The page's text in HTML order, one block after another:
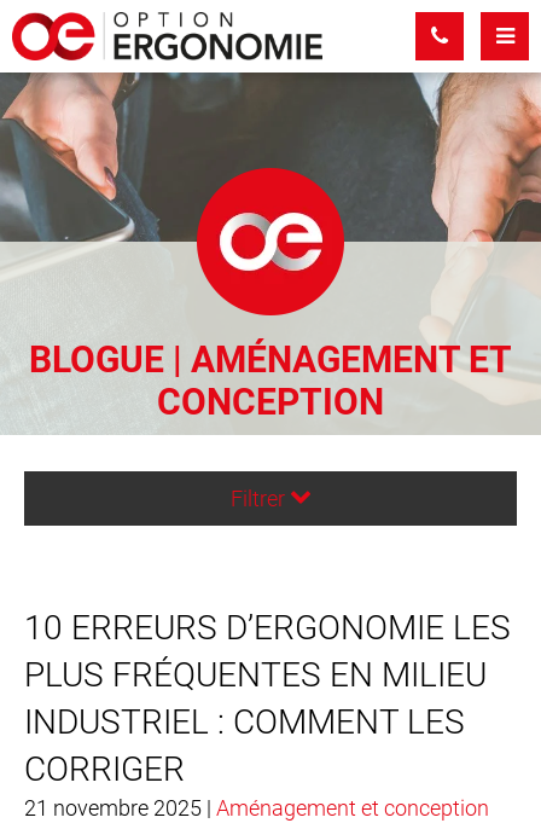
Panneau de gestion des cookies
BLOGUE | AMÉNAGEMENT ET
CONCEPTION
Filtrer
10 ERREURS D’ERGONOMIE LES
PLUS FRÉQUENTES EN MILIEU
INDUSTRIEL : COMMENT LES
CORRIGER
21 novembre 2025 | Aménagement et conception